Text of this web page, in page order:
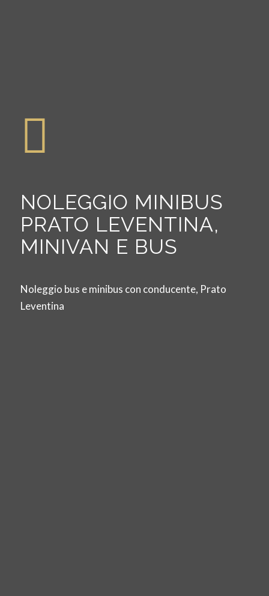
NOLEGGIO MINIBUS
PRATO LEVENTINA,
MINIVAN E BUS
Noleggio bus e minibus con conducente, Prato
Leventina